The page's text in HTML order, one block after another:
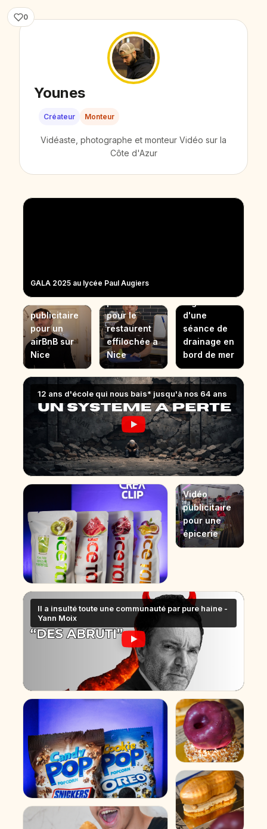
0
Younes
Créateur Monteur
Vidéaste, photographe et monteur Vidéo sur la
Côte d'Azur
GALA 2025 au lycée Paul Augiers
publicitaire
pour un
airBnB sur
Nice
12 ans d'école qui nous bais* jusqu'à nos 64 ans
Vidéo
pour le
restaurent
effilochée a
Nice
Il a insulté toute une communauté par pure haine -
Yann Moix
d'une
séance de
drainage en
bord de mer
Vidéo
publicitaire
pour une
épicerie